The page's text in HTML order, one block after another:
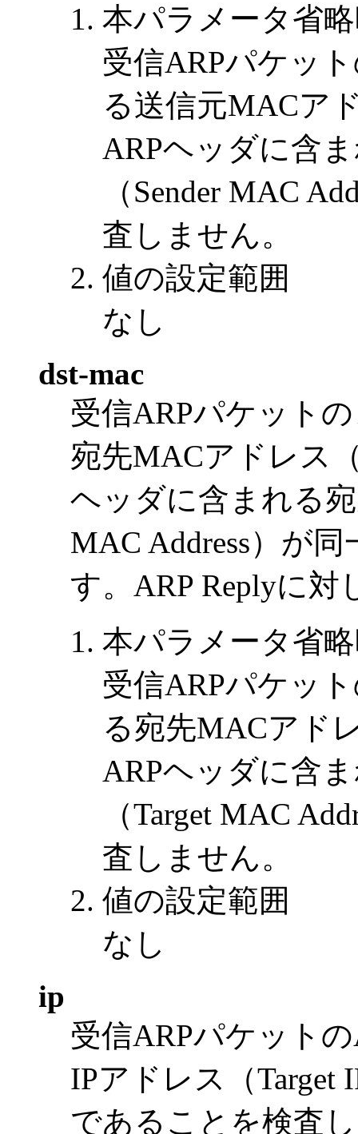
本パラメータ省
受信ARPパケッ
る送信元MACア
ARPヘッダに含
（Sender MAC
査しません。
値の設定範囲
なし
dst-mac
受信ARPパケット
宛先MACアドレス
ヘッダに含まれる
MAC Address）が
す。ARP Replyに
本パラメータ省
受信ARPパケッ
る宛先MACアド
ARPヘッダに含
（Target MAC
査しません。
値の設定範囲
なし
ip
受信ARPパケット
IPアドレス（Target
であることを検査